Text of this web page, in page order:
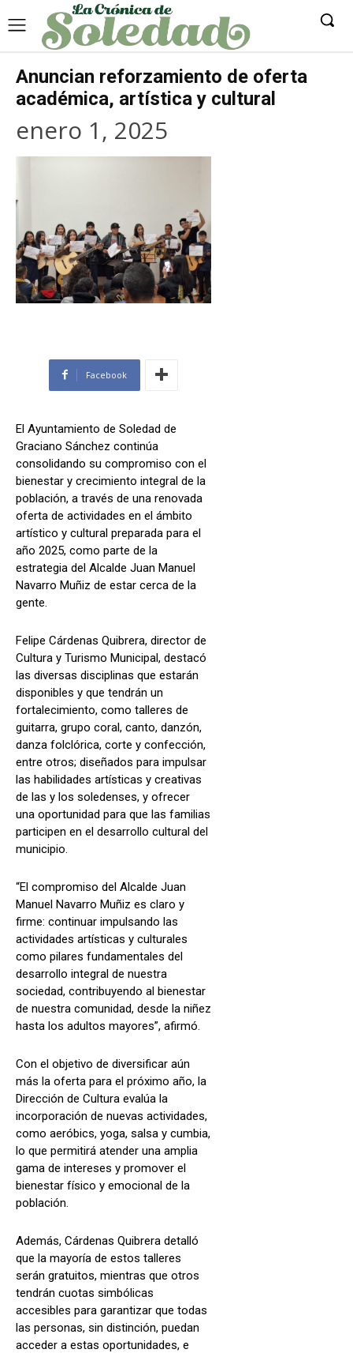
Anuncian reforzamiento de oferta
académica, artística y cultural
enero 1, 2025
Facebook
El Ayuntamiento de Soledad de
Graciano Sánchez continúa
consolidando su compromiso con el
bienestar y crecimiento integral de la
población, a través de una renovada
oferta de actividades en el ámbito
artístico y cultural preparada para el
año 2025, como parte de la
estrategia del Alcalde Juan Manuel
Navarro Muñiz de estar cerca de la
gente.
Felipe Cárdenas Quibrera, director de
Cultura y Turismo Municipal, destacó
las diversas disciplinas que estarán
disponibles y que tendrán un
fortalecimiento, como talleres de
guitarra, grupo coral, canto, danzón,
danza folclórica, corte y confección,
entre otros; diseñados para impulsar
las habilidades artísticas y creativas
de las y los soledenses, y ofrecer
una oportunidad para que las familias
participen en el desarrollo cultural del
municipio.
“El compromiso del Alcalde Juan
Manuel Navarro Muñiz es claro y
firme: continuar impulsando las
actividades artísticas y culturales
como pilares fundamentales del
desarrollo integral de nuestra
sociedad, contribuyendo al bienestar
de nuestra comunidad, desde la niñez
hasta los adultos mayores”, afirmó.
Con el objetivo de diversificar aún
más la oferta para el próximo año, la
Dirección de Cultura evalúa la
incorporación de nuevas actividades,
como aeróbics, yoga, salsa y cumbia,
lo que permitirá atender una amplia
gama de intereses y promover el
bienestar físico y emocional de la
población.
Además, Cárdenas Quibrera detalló
que la mayoría de estos talleres
serán gratuitos, mientras que otros
tendrán cuotas simbólicas
accesibles para garantizar que todas
las personas, sin distinción, puedan
acceder a estas oportunidades, e